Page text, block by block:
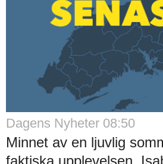
Dagens Nyheter 08:50
Minnet av en ljuvlig
faktiska upplevelsen.